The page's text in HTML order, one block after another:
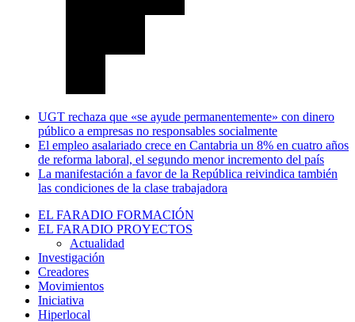
UGT rechaza que «se ayude permanentemente» con dinero
público a empresas no responsables socialmente
El empleo asalariado crece en Cantabria un 8% en cuatro años
de reforma laboral, el segundo menor incremento del país
La manifestación a favor de la República reivindica también
las condiciones de la clase trabajadora
EL FARADIO FORMACIÓN
EL FARADIO PROYECTOS
Actualidad
Investigación
Creadores
Movimientos
Iniciativa
Hiperlocal